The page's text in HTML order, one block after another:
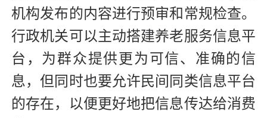
机构发布的内容进行预审和常规检查。
行政机关可以主动搭建养老服务信息平
台，为群众提供更为可信、准确的信
息，但同时也要允许民间同类信息平台
的存在，以便更好地把信息传达给消费